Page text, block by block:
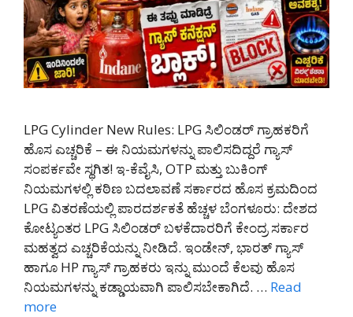
LPG Cylinder New Rules: LPG ಸಿಲಿಂಡರ್ ಗ್ರಾಹಕರಿಗೆ
ಹೊಸ ಎಚ್ಚರಿಕೆ – ಈ ನಿಯಮಗಳನ್ನು ಪಾಲಿಸದಿದ್ದರೆ ಗ್ಯಾಸ್
ಸಂಪರ್ಕವೇ ಸ್ಥಗಿತ! ಇ-ಕೆವೈಸಿ, OTP ಮತ್ತು ಬುಕಿಂಗ್
ನಿಯಮಗಳಲ್ಲಿ ಕಠಿಣ ಬದಲಾವಣೆ ಸರ್ಕಾರದ ಹೊಸ ಕ್ರಮದಿಂದ
LPG ವಿತರಣೆಯಲ್ಲಿ ಪಾರದರ್ಶಕತೆ ಹೆಚ್ಚಳ ಬೆಂಗಳೂರು: ದೇಶದ
ಕೋಟ್ಯಂತರ LPG ಸಿಲಿಂಡರ್ ಬಳಕೆದಾರರಿಗೆ ಕೇಂದ್ರ ಸರ್ಕಾರ
ಮಹತ್ವದ ಎಚ್ಚರಿಕೆಯನ್ನು ನೀಡಿದೆ. ಇಂಡೇನ್, ಭಾರತ್ ಗ್ಯಾಸ್
ಹಾಗೂ HP ಗ್ಯಾಸ್ ಗ್ರಾಹಕರು ಇನ್ನು ಮುಂದೆ ಕೆಲವು ಹೊಸ
ನಿಯಮಗಳನ್ನು ಕಡ್ಡಾಯವಾಗಿ ಪಾಲಿಸಬೇಕಾಗಿದೆ. … Read
more